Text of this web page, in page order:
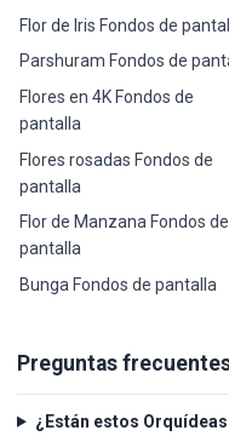
Flor de Iris Fondos de
Parshuram Fondos de
Flores en 4K Fondos de
pantalla
Flores rosadas Fondos de
pantalla
Flor de Manzana Fondos de
pantalla
Bunga Fondos de pantalla
Preguntas
¿Están estos